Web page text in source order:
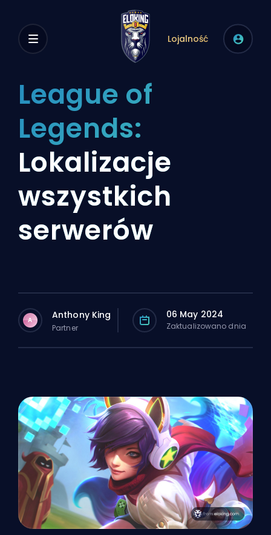
Lojalność
League of
Legends:
Lokalizacje
wszystkich
serwerów
A Anthony King
Partner
06 May 2024
Zaktualizowano dnia